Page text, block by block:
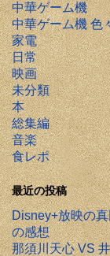
中華ゲーム機
中華ゲーム機 色
家電
日常
映画
未分類
本
総集編
音楽
食レポ
最近の投稿
Disney+放映の
の感想
那須川天心 VS